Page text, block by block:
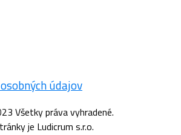
údajov
Všetky práva vyhradené.
je Ludicrum s.r.o.